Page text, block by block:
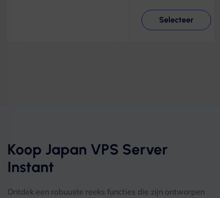
Selecteer
Koop Japan VPS Server
Instant
Ontdek een robuuste reeks functies die zijn ontworpen